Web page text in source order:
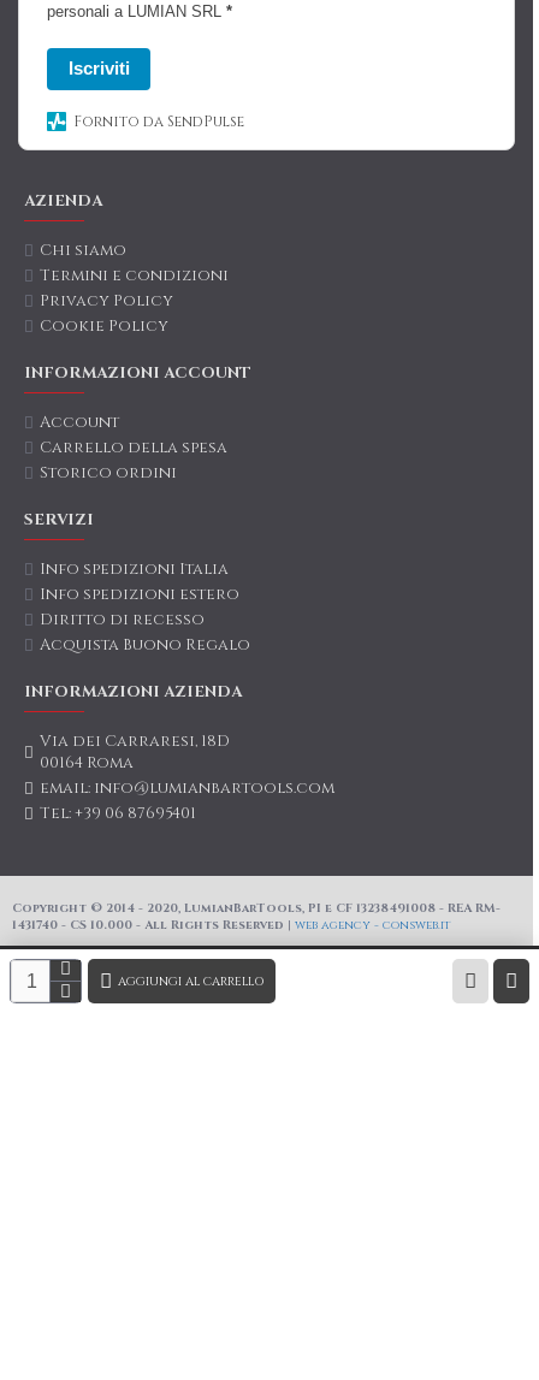
AGGIUNGI AL CARRELLO
personali a LUMIAN SRL *
Iscriviti
Fornito da SendPulse
AZIENDA
Chi siamo
Termini e condizioni
Privacy Policy
Cookie Policy
INFORMAZIONI ACCOUNT
Account
Carrello della spesa
Storico ordini
SERVIZI
Info spedizioni Italia
Info spedizioni estero
Diritto di recesso
Acquista Buono Regalo
INFORMAZIONI AZIENDA
Via dei Carraresi, 18D
00164 Roma
email: info@lumianbartools.com
Tel: +39 06 87695401
Copyright © 2014 - 2020, LumianBarTools, PI e CF 13238491008 - REA RM-
1431740 - CS 10.000 - All Rights Reserved | web agency - consweb.it